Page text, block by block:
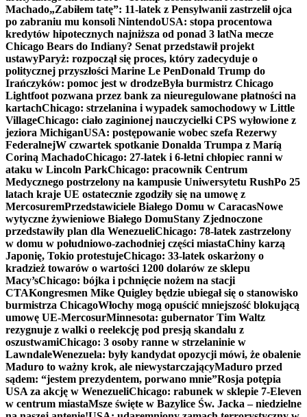
Machado„Zabiłem tatę”: 11-latek z Pensylwanii zastrzelił ojca
po zabraniu mu konsoli NintendoUSA: stopa procentowa
kredytów hipotecznych najniższa od ponad 3 latNa mecze
Chicago Bears do Indiany? Senat przedstawił projekt
ustawyParyż: rozpoczął się proces, który zadecyduje o
politycznej przyszłości Marine Le PenDonald Trump do
Irańczyków: pomoc jest w drodzeByła burmistrz Chicago
Lightfoot pozwana przez bank za nieuregulowane płatności na
kartachChicago: strzelanina i wypadek samochodowy w Little
VillageChicago: ciało zaginionej nauczycielki CPS wyłowione z
jeziora MichiganUSA: postępowanie wobec szefa Rezerwy
FederalnejW czwartek spotkanie Donalda Trumpa z Maríą
Coriną MachadoChicago: 27-latek i 6-letni chłopiec ranni w
ataku w Lincoln ParkChicago: pracownik Centrum
Medycznego postrzelony na kampusie Uniwersytetu RushPo 25
latach kraje UE ostatecznie zgodziły się na umowę z
MercosuremPrzedstawiciele Białego Domu w CaracasNowe
wytyczne żywieniowe Białego DomuStany Zjednoczone
przedstawiły plan dla WenezueliChicago: 78-latek zastrzelony
w domu w południowo-zachodniej części miastaChiny karzą
Japonię, Tokio protestujeChicago: 33-latek oskarżony o
kradzież towarów o wartości 1200 dolarów ze sklepu
Macy’sChicago: bójka i pchnięcie nożem na stacji
CTAKongresmen Mike Quigley będzie ubiegał się o stanowisko
burmistrza ChicagoWłochy mogą opuścić mniejszość blokującą
umowę UE-MercosurMinnesota: gubernator Tim Waltz
rezygnuje z walki o reelekcję pod presją skandalu z
oszustwamiChicago: 3 osoby ranne w strzelaninie w
LawndaleWenezuela: były kandydat opozycji mówi, że obalenie
Maduro to ważny krok, ale niewystarczającyMaduro przed
sądem: “jestem prezydentem, porwano mnie”Rosja potępia
USA za akcję w WenezueliChicago: rabunek w sklepie 7-Eleven
w centrum miastaMsze święte w Bazylice Św. Jacka – niedzielne